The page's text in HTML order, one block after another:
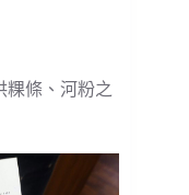
粿條、河粉之